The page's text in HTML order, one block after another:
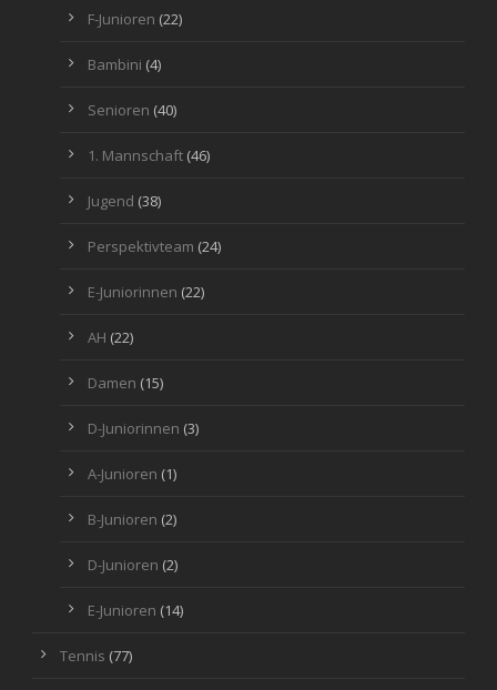
F-Junioren (22)
Bambini (4)
Senioren (40)
1. Mannschaft (46)
Jugend (38)
Perspektivteam (24)
E-Juniorinnen (22)
AH (22)
Damen (15)
D-Juniorinnen (3)
A-Junioren (1)
B-Junioren (2)
D-Junioren (2)
E-Junioren (14)
Tennis (77)